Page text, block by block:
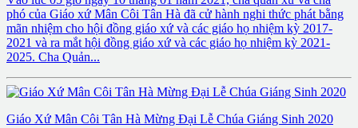
phó của Giáo xứ Mân Côi Tân Hà đã cử hành nghi thức phát bằng
mãn nhiệm cho hội đồng giáo xứ và các giáo họ nhiệm kỳ 2017-
2021 và ra mắt hội đồng giáo xứ và các giáo họ nhiệm kỳ 2021-
2025. Cha Quản...
Giáo Xứ Mân Côi Tân Hà Mừng Đại Lễ Chúa Giáng Sinh 2020